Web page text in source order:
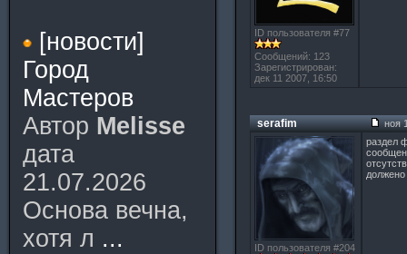
[новости]
Город
Мастеров
Автор Melisse
дата
21.07.2026
Основа вечна,
хотя л ...
ID пользователя #77
Сообщений: 123
Зарегистрирован:
дек 11 2007, 16:50
serafim ноя
ID пользователя #204
раздел